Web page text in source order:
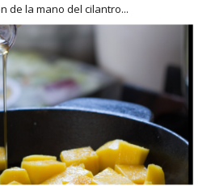
de la mano del cilantro...